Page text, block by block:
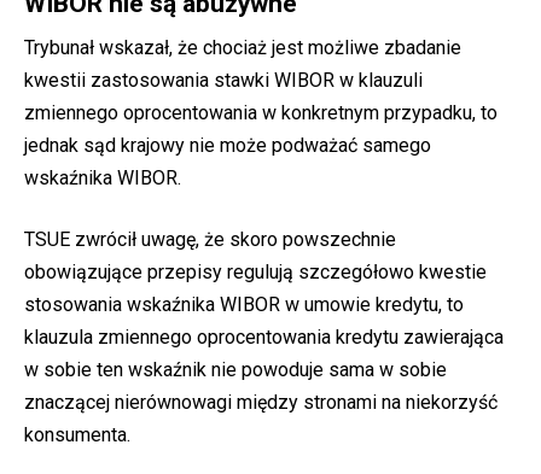
Trybunał wskazał, że chociaż jest możliwe zbadanie
kwestii zastosowania stawki WIBOR w klauzuli
zmiennego oprocentowania w konkretnym przypadku, to
jednak sąd krajowy nie może podważać samego
wskaźnika WIBOR.
TSUE zwrócił uwagę, że skoro powszechnie
obowiązujące przepisy regulują szczegółowo kwestie
stosowania wskaźnika WIBOR w umowie kredytu, to
klauzula zmiennego oprocentowania kredytu zawierająca
w sobie ten wskaźnik nie powoduje sama w sobie
znaczącej nierównowagi między stronami na niekorzyść
konsumenta.